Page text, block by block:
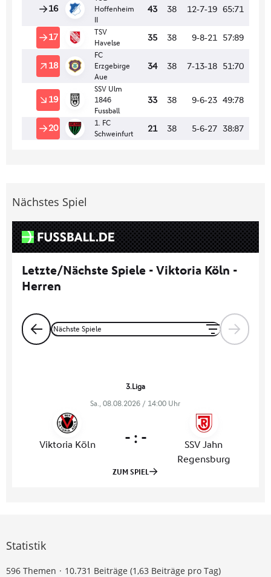
Nächstes Spiel
Statistik
596 Themen 10.731 Beiträge (1,63 Beiträge pro Tag)